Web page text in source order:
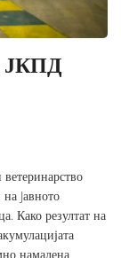
ЈКПД
Jавното
Како резултат на
намалена